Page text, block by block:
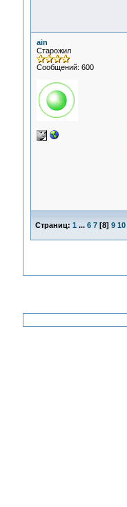
ain
Старожил
Сообщений: 600
Страниц: 1 ... 6 7[8] 9 10